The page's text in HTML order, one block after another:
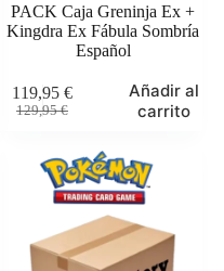
PACK Caja Greninja Ex +
Kingdra Ex Fábula Sombría
Español
129,95€
El
era:
129,95 €.
119,95 €
El
es:
119,95 €.
Añadir al
carrito